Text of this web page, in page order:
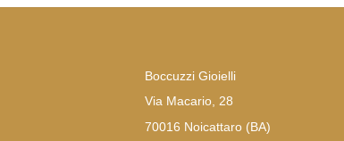
Boccuzzi Gioielli
Via Macario, 28
70016 Noicattaro (BA)